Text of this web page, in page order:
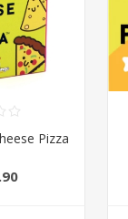
Pizza